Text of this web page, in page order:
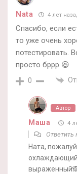
Nata 4 лет
Спасибо, если
то уже очень
потестировать.
просто бррр 😆
0
Автор
Маша 4
Ответить
Ната,